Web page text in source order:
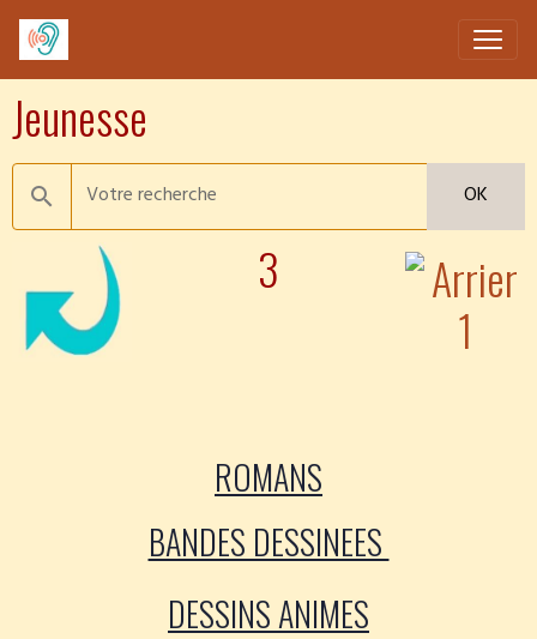
Jeunesse
OK
3
ROMANS
BANDES DESSINEES
DESSINS ANIMES